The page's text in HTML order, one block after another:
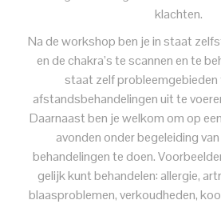
klachten.
Na de workshop ben je in staat
en de chakra’s te scannen en te
staat zelf probleemgebieden
afstandsbehandelingen uit te
Daarnaast ben je welkom om op
avonden onder begeleiding
behandelingen te doen.
gelijk kunt behandelen: allergie,
blaasproblemen, verkoudheden,